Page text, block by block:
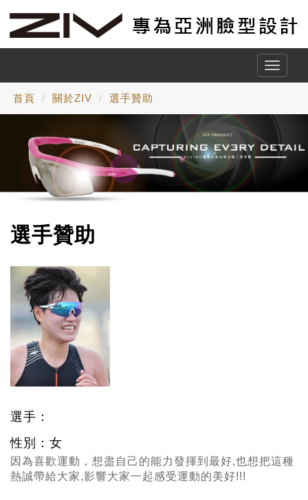
Toggle
首頁 關於ZIV 選手贊助
選手贊助
選手：
性別：女
因為喜歡運動， 想盡自己的能力發揮到最好,也想把這種
熱誠帶給大家,影響大家一起感受運動的美好!!!